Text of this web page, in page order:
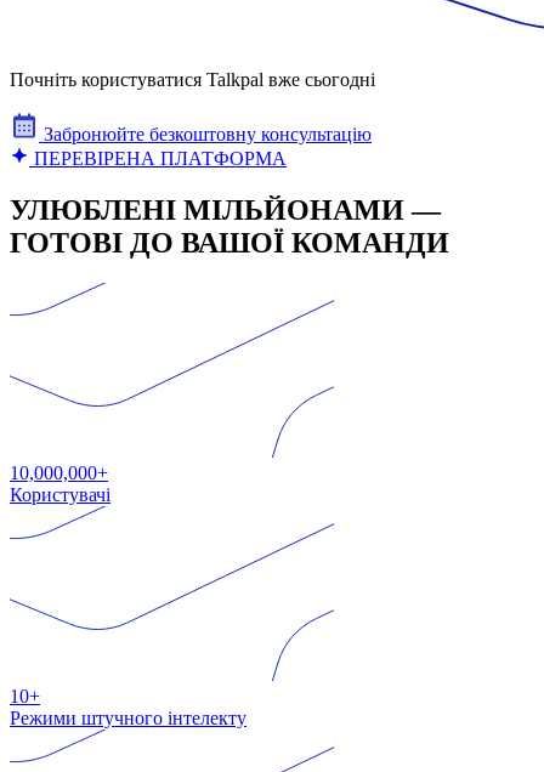
Почніть користуватися Talkpal вже сьогодні
Забронюйте безкоштовну консультацію
ПЕРЕВІРЕНА ПЛАТФОРМА
УЛЮБЛЕНІ МІЛЬЙОНАМИ —
ГОТОВІ ДО ВАШОЇ КОМАНДИ
10,000,000+
Користувачі
10+
Режими штучного інтелекту